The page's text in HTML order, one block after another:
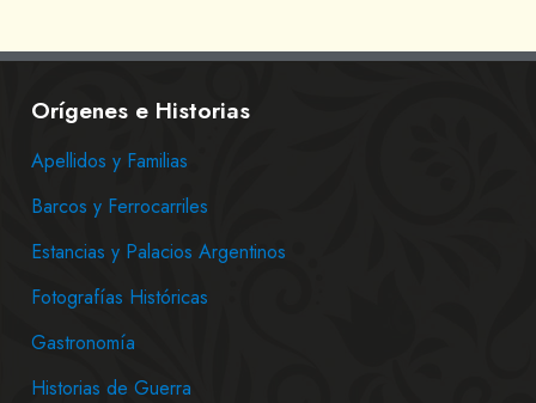
Orígenes e Historias
Apellidos y Familias
Barcos y Ferrocarriles
Estancias y Palacios Argentinos
Fotografías Históricas
Gastronomía
Historias de Guerra